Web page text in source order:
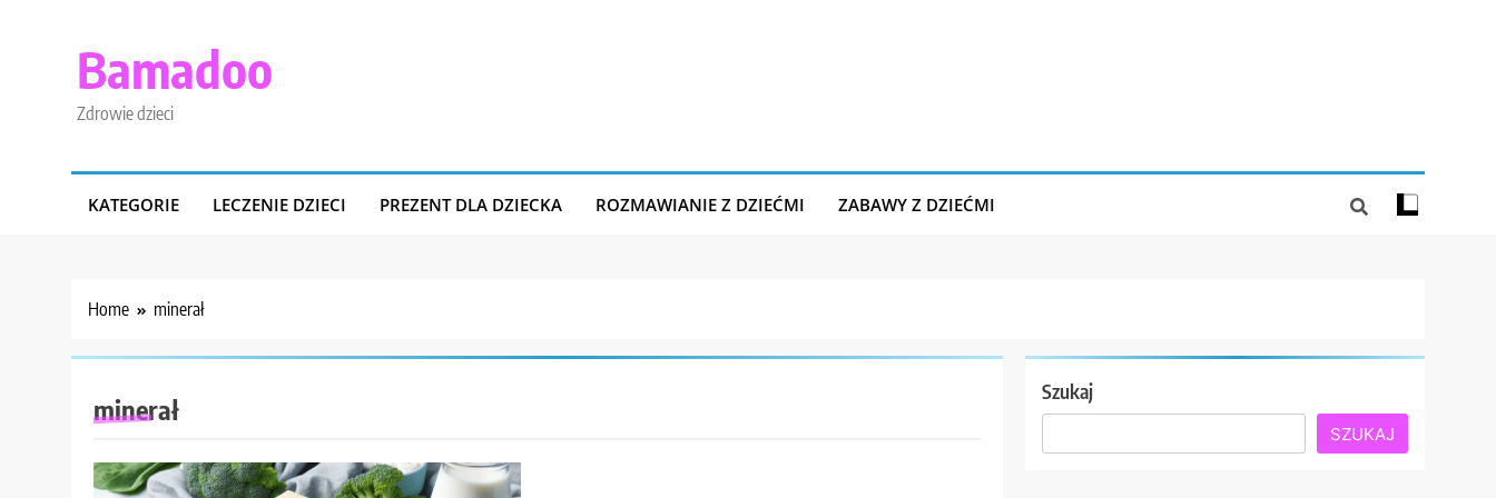
Bamadoo
Zdrowie dzieci
KATEGORIE LECZENIE DZIECI PREZENT DLA DZIECKA ROZMAWIANIE Z DZIEĆMI ZABAWY Z DZIEĆMI
Home minerał
minerał
Szukaj
SZUKAJ